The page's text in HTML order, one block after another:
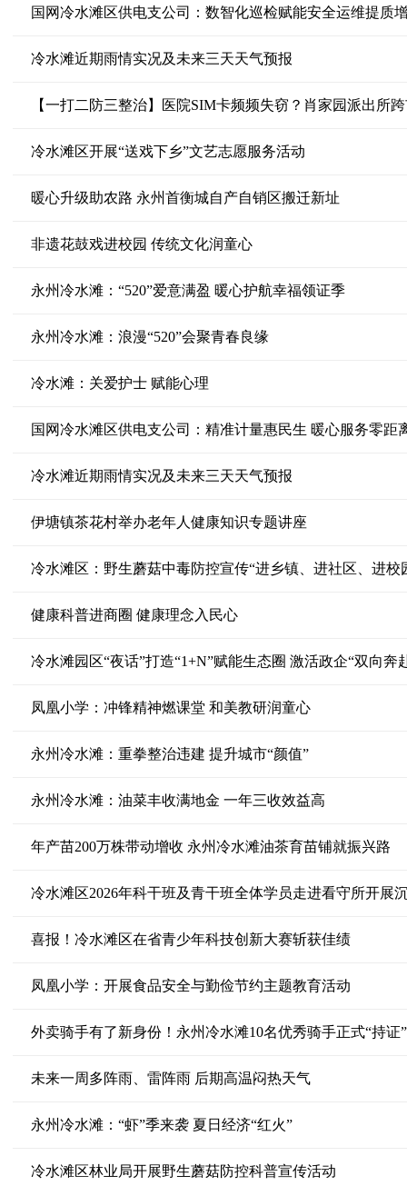
国网冷水滩区供电支公司：数智化巡检赋能安全运维提质
冷水滩近期雨情实况及未来三天天气预报
【一打二防三整治】医院SIM卡频频失窃？肖家园派出所
冷水滩区开展“送戏下乡”文艺志愿服务活动
暖心升级助农路 永州首衡城自产自销区搬迁新址
非遗花鼓戏进校园 传统文化润童心
永州冷水滩：“520”爱意满盈 暖心护航幸福领证季
永州冷水滩：浪漫“520”会聚青春良缘
冷水滩：关爱护士 赋能心理
国网冷水滩区供电支公司：精准计量惠民生 暖心服务零距
冷水滩近期雨情实况及未来三天天气预报
伊塘镇茶花村举办老年人健康知识专题讲座
冷水滩区：野生蘑菇中毒防控宣传“进乡镇、进社区、进校
健康科普进商圈 健康理念入民心
冷水滩园区“夜话”打造“1+N”赋能生态圈 激活政企“双向奔
凤凰小学：冲锋精神燃课堂 和美教研润童心
永州冷水滩：重拳整治违建 提升城市“颜值”
永州冷水滩：油菜丰收满地金 一年三收效益高
年产苗200万株带动增收 永州冷水滩油茶育苗铺就振兴路
冷水滩区2026年科干班及青干班全体学员走进看守所开展
喜报！冷水滩区在省青少年科技创新大赛斩获佳绩
凤凰小学：开展食品安全与勤俭节约主题教育活动
外卖骑手有了新身份！永州冷水滩10名优秀骑手正式“持证
未来一周多阵雨、雷阵雨 后期高温闷热天气
永州冷水滩：“虾”季来袭 夏日经济“红火”
冷水滩区林业局开展野生蘑菇防控科普宣传活动